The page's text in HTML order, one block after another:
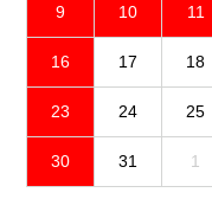
9 10 11
16 17 18
23 24 25
30 31 1